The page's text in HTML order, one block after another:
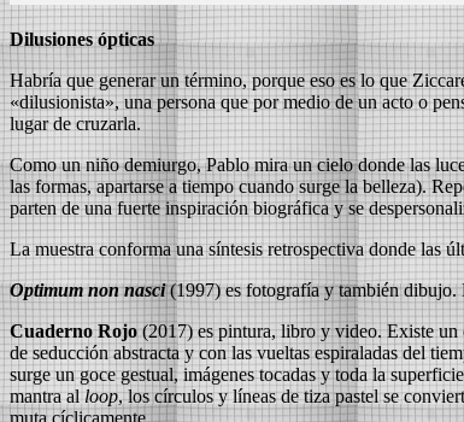
Dilusiones ópticas
Habría que generar un término, porque eso es lo que
«dilusionista», una persona que por medio de un acto o
lugar de cruzarla.
Como un niño demiurgo, Pablo mira un cielo donde las
las formas, apartarse a tiempo cuando surge la belleza).
parten de una fuerte inspiración biográfica y se
La muestra conforma una síntesis retrospectiva donde las
Optimum non nasci(1997) es fotografía y también dibujo.
Cuaderno Rojo(2017) es pintura, libro y video. Existe un
de seducción abstracta y con las vueltas espiraladas del
surge un goce gestual, imágenes tocadas y toda la
mantra alloop, los círculos y líneas de tiza pastel se
muta cíclicamente.